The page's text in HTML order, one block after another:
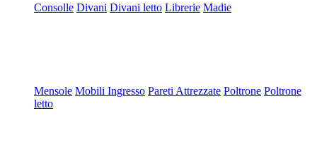
Consolle Divani Divani letto Librerie Madie
Mensole Mobili Ingresso Pareti Attrezzate Poltrone Poltrone
letto